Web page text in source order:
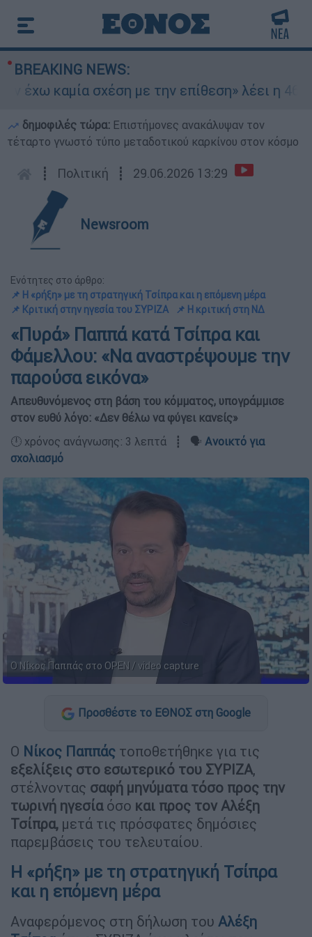
BREAKING NEWS:
καμία σχέση με την επίθεση» λέει η
δημοφιλές τώρα: Επιστήμονες ανακάλυψαν τον
τέταρτο γνωστό τύπο μεταδοτικού καρκίνου στον κόσμο
┋ Πολιτική ┋ 29.06.2026 13:29
Newsroom
Ενότητες στο άρθρο:
📌 Η «ρήξη» με τη στρατηγική Τσίπρα και η επόμενη μέρα
📌 Κριτική στην ηγεσία του ΣΥΡΙΖΑ
📌 Η κριτική στη ΝΔ
«Πυρά» Παππά κατά Τσίπρα και
Φάμελλου: «Να αναστρέψουμε την
παρούσα εικόνα»
Απευθυνόμενος στη βάση του κόμματος, υπογράμμισε
στον ευθύ λόγο: «Δεν θέλω να φύγει κανείς»
🕛 χρόνος ανάγνωσης: 3 λεπτά ┋ 🗣️ Ανοικτό για
σχολιασμό
Ο Νίκος Παππάς στο OPEN / video capture
Προσθέστε το ΕΘΝΟΣ στη Google
Ο Νίκος Παππάς τοποθετήθηκε για τις
εξελίξεις στο εσωτερικό του ΣΥΡΙΖΑ,
στέλνοντας σαφή μηνύματα τόσο προς την
τωρινή ηγεσίαόσο και προς τον Αλέξη
Τσίπρα, μετά τις πρόσφατες δημόσιες
παρεμβάσεις του τελευταίου.
Η «ρήξη» με τη στρατηγική Τσίπρα
και η επόμενη μέρα
Αναφερόμενος στη δήλωση του Αλέξη